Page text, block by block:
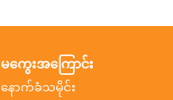
မကွေးအကြောင်း
နောက်ခံသမိုင်း